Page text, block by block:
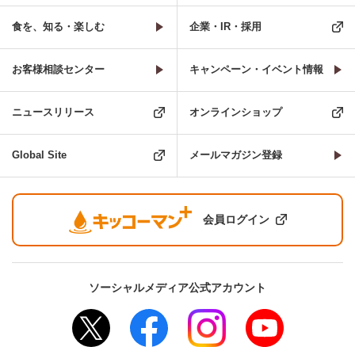
食を、知る・楽しむ 企業・IR・採用
お客様相談センター キャンペーン・イベント情報
ニュースリリース オンラインショップ
Global Site メールマガジン登録
会員ログイン
ソーシャルメディア公式アカウント